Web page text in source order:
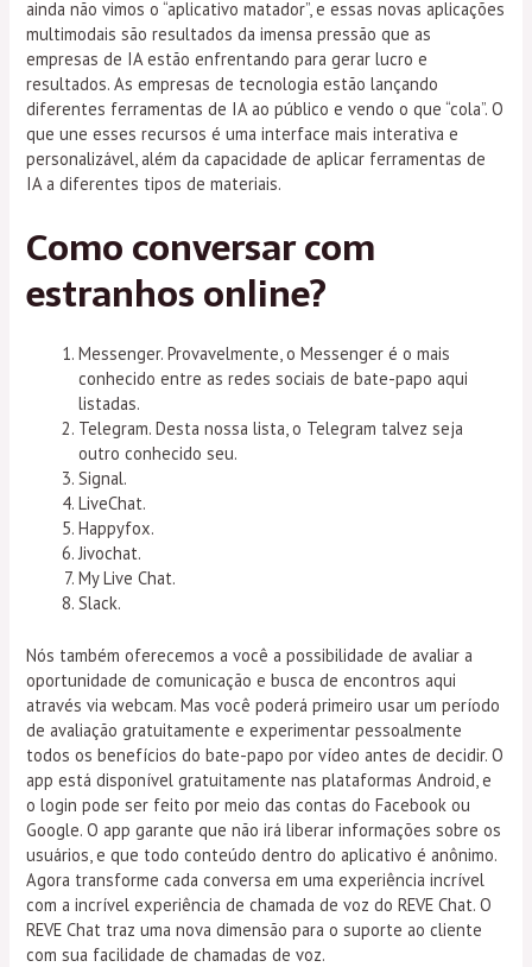
ainda não vimos o “aplicativo matador”, e essas novas aplicações
multimodais são resultados da imensa pressão que as
empresas de IA estão enfrentando para gerar lucro e
resultados. As empresas de tecnologia estão lançando
diferentes ferramentas de IA ao público e vendo o que “cola”. O
que une esses recursos é uma interface mais interativa e
personalizável, além da capacidade de aplicar ferramentas de
IA a diferentes tipos de materiais.
Como conversar com
estranhos online?
Messenger. Provavelmente, o Messenger é o mais
conhecido entre as redes sociais de bate-papo aqui
listadas.
Telegram. Desta nossa lista, o Telegram talvez seja
outro conhecido seu.
Signal.
LiveChat.
Happyfox.
Jivochat.
My Live Chat.
Slack.
Nós também oferecemos a você a possibilidade de avaliar a
oportunidade de comunicação e busca de encontros aqui
através via webcam. Mas você poderá primeiro usar um período
de avaliação gratuitamente e experimentar pessoalmente
todos os benefícios do bate-papo por vídeo antes de decidir. O
app está disponível gratuitamente nas plataformas Android, e
o login pode ser feito por meio das contas do Facebook ou
Google. O app garante que não irá liberar informações sobre os
usuários, e que todo conteúdo dentro do aplicativo é anônimo.
Agora transforme cada conversa em uma experiência incrível
com a incrível experiência de chamada de voz do REVE Chat. O
REVE Chat traz uma nova dimensão para o suporte ao cliente
com sua facilidade de chamadas de voz.